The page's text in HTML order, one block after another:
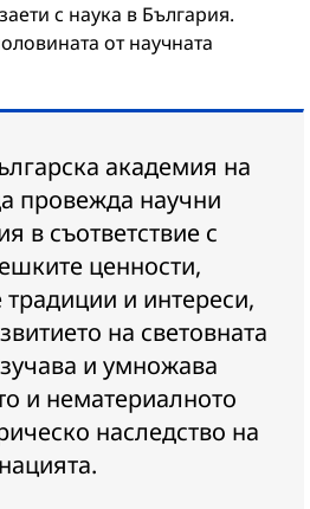
с наука в България.
от научната
академия на
провежда научни
в съответствие с
ценности,
и интереси,
на световната
и умножава
и нематериалното
наследство на
нацията.